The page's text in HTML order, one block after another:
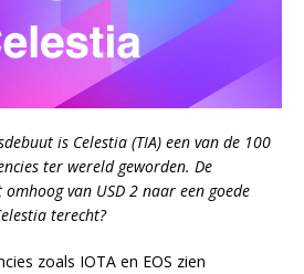
is Celestia (TIA) een van de 100
ter wereld geworden. De
van USD 2 naar een goede
terecht?
zoals IOTA en EOS zien